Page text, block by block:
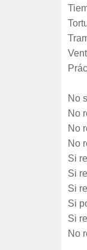
No
No
No
No
Si
Si
Si
Si
Si
No